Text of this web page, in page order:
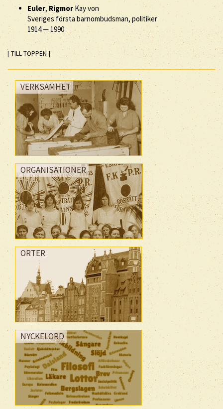
Euler, RigmorKay von
Sveriges första barnombudsman, politiker
1914— 1990
[ TILL TOPPEN ]
VERKSAMHET
ORGANISATIONER
ORTER
NYCKELORD